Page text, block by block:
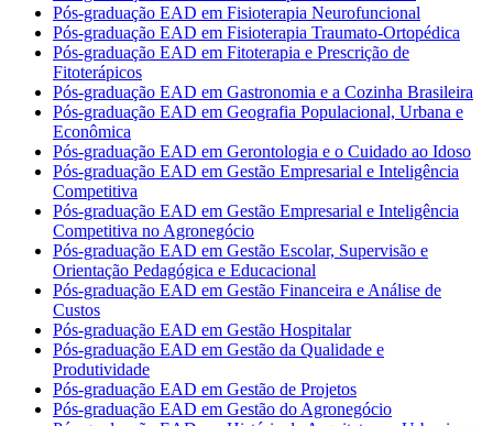
Pós-graduação EAD em Fisioterapia Neurofuncional
Pós-graduação EAD em Fisioterapia Traumato-Ortopédica
Pós-graduação EAD em Fitoterapia e Prescrição de
Fitoterápicos
Pós-graduação EAD em Gastronomia e a Cozinha Brasileira
Pós-graduação EAD em Geografia Populacional, Urbana e
Econômica
Pós-graduação EAD em Gerontologia e o Cuidado ao Idoso
Pós-graduação EAD em Gestão Empresarial e Inteligência
Competitiva
Pós-graduação EAD em Gestão Empresarial e Inteligência
Competitiva no Agronegócio
Pós-graduação EAD em Gestão Escolar, Supervisão e
Orientação Pedagógica e Educacional
Pós-graduação EAD em Gestão Financeira e Análise de
Custos
Pós-graduação EAD em Gestão Hospitalar
Pós-graduação EAD em Gestão da Qualidade e
Produtividade
Pós-graduação EAD em Gestão de Projetos
Pós-graduação EAD em Gestão do Agronegócio